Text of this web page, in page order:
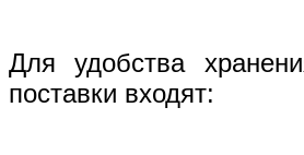
Для удобства
поставки входят: